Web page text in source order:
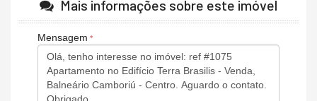
Valores sujeitos a alterações sem aviso prévio.
Características do Imóvel
Área de Serviço
Estar Íntimo
Sala de Estar
Sala de Jantar
Mais informações sobre este imóvel
Mensagem